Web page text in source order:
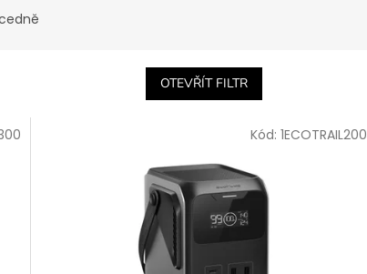
OTEVŘÍT FILTR
Kód: 1ECOTRAIL200